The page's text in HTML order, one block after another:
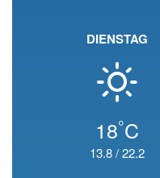
DIENSTAG
18°C
13.8/22.2